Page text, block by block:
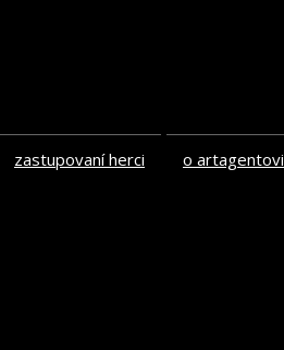
zastupovaní herci o artagentovi